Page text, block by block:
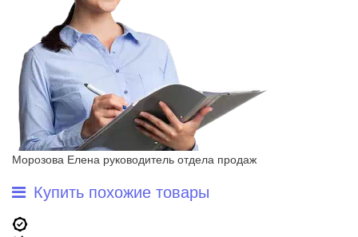
Морозова Елена руководитель отдела продаж
Купить похожие товары